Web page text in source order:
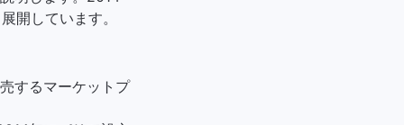
開しています。
するマーケットプ